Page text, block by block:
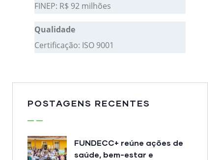
FINEP: R$ 92 milhões
Qualidade
Certificação: ISO 9001
POSTAGENS RECENTES
FUNDECC+ reúne ações de
saúde, bem-estar e